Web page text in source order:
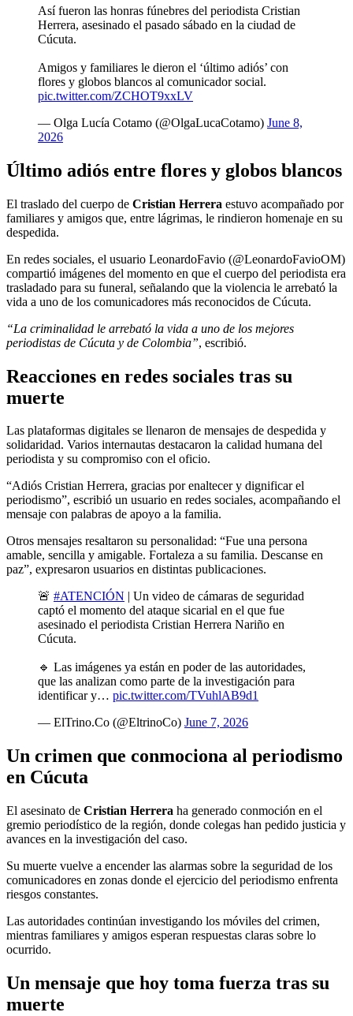
Así fueron las honras fúnebres del periodista Cristian
Herrera, asesinado el pasado sábado en la ciudad de
Cúcuta.
Amigos y familiares le dieron el ‘último adiós’ con
flores y globos blancos al comunicador social.
pic.twitter.com/ZCHOT9xxLV
— Olga Lucía Cotamo (@OlgaLucaCotamo) June 8,
2026
Último adiós entre flores y globos blancos
El traslado del cuerpo de Cristian Herrera estuvo acompañado por
familiares y amigos que, entre lágrimas, le rindieron homenaje en su
despedida.
En redes sociales, el usuario LeonardoFavio (@LeonardoFavioOM)
compartió imágenes del momento en que el cuerpo del periodista era
trasladado para su funeral, señalando que la violencia le arrebató la
vida a uno de los comunicadores más reconocidos de Cúcuta.
“La criminalidad le arrebató la vida a uno de los mejores
periodistas de Cúcuta y de Colombia”, escribió.
Reacciones en redes sociales tras su
muerte
Las plataformas digitales se llenaron de mensajes de despedida y
solidaridad. Varios internautas destacaron la calidad humana del
periodista y su compromiso con el oficio.
“Adiós Cristian Herrera, gracias por enaltecer y dignificar el
periodismo”, escribió un usuario en redes sociales, acompañando el
mensaje con palabras de apoyo a la familia.
Otros mensajes resaltaron su personalidad: “Fue una persona
amable, sencilla y amigable. Fortaleza a su familia. Descanse en
paz”, expresaron usuarios en distintas publicaciones.
🚨 #ATENCIÓN | Un video de cámaras de seguridad
captó el momento del ataque sicarial en el que fue
asesinado el periodista Cristian Herrera Nariño en
Cúcuta.
🔹 Las imágenes ya están en poder de las autoridades,
que las analizan como parte de la investigación para
identificar y… pic.twitter.com/TVuhlAB9d1
— ElTrino.Co (@EltrinoCo) June 7, 2026
Un crimen que conmociona al periodismo
en Cúcuta
El asesinato de Cristian Herrera ha generado conmoción en el
gremio periodístico de la región, donde colegas han pedido justicia y
avances en la investigación del caso.
Su muerte vuelve a encender las alarmas sobre la seguridad de los
comunicadores en zonas donde el ejercicio del periodismo enfrenta
riesgos constantes.
Las autoridades continúan investigando los móviles del crimen,
mientras familiares y amigos esperan respuestas claras sobre lo
ocurrido.
Un mensaje que hoy toma fuerza tras su
muerte